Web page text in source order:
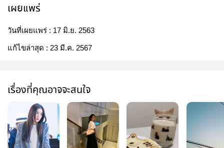
เผยแพร่
วันที่เผยแพร่ : 17 มิ.ย. 2563
แก้ไขล่าสุด : 23 มี.ค. 2567
เรื่องที่คุณอาจจะสนใจ